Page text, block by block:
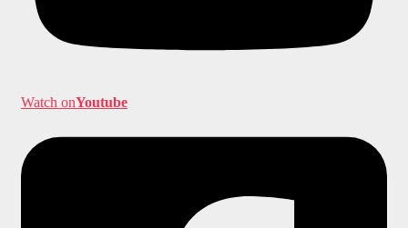
Watch onYoutube